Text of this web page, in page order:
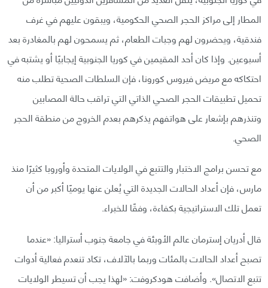
المطار إلى مراكز الحجر الصحي الحكومية، ويبقون عليهم في غرف
فندقية، ويحضرون لهم وجبات الطعام، ثم يسمحون لهم بالمغادرة بعد
أسبوعين. وإذا كان أحد المقيمين في كوريا الجنوبية إيجابيًا أو يشتبه في
احتكاكه مع مريض فيروس كورونا، فإن السلطات الصحية تطلب منه
تحميل تطبيقات الحجر الصحي الذاتي التي تراقب حالة المصابين
وتنذرهم بإشعار على هواتفهم يذكرهم بعدم الخروج من منطقة الحجر
الصحي.
مع تحسن برامج الاختبار والتتبع في الولايات المتحدة وأوروبا كثيرًا منذ
مارس، فإن أعداد الحالات الجديدة التي يُعلن عنها يوميًا أكبر من أن
تعمل تلك الاستراتيجية بكفاءة، وفقًا للخبراء.
قال أدريان إسترمان عالم الأوبئة في جامعة جنوب أستراليا: «عندما
تصبح أعداد الحالات بالمئات وربما بالآلاف، تكاد تنعدم فعالية أدوات
تتبع الاتصال». وأضافت هودكروفت: «لهذا يجب أن تسيطر الولايات